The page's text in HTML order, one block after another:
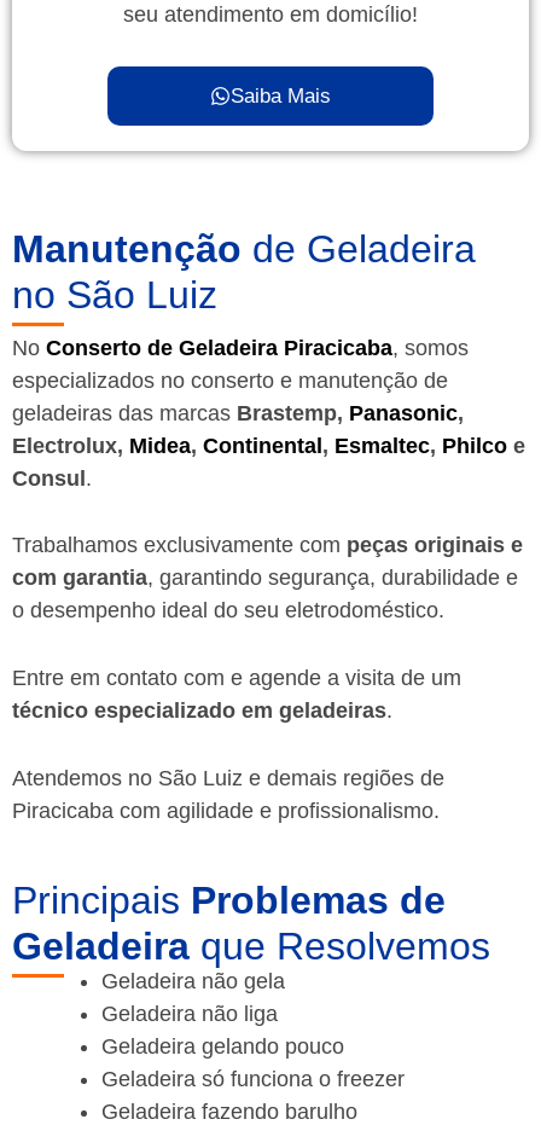
seu atendimento em domicílio!
Saiba Mais
Manutenção de Geladeira
no São Luiz
No Conserto de Geladeira Piracicaba, somos
especializados no conserto e manutenção de
geladeiras das marcas Brastemp, Panasonic,
Electrolux, Midea, Continental, Esmaltec, Philco e
Consul.
Trabalhamos exclusivamente com peças originais e
com garantia, garantindo segurança, durabilidade e
o desempenho ideal do seu eletrodoméstico.
Entre em contato com e agende a visita de um
técnico especializado em geladeiras.
Atendemos no São Luiz e demais regiões de
Piracicaba com agilidade e profissionalismo.
Principais Problemas de
Geladeira que Resolvemos
Geladeira não gela
Geladeira não liga
Geladeira gelando pouco
Geladeira só funciona o freezer
Geladeira fazendo barulho